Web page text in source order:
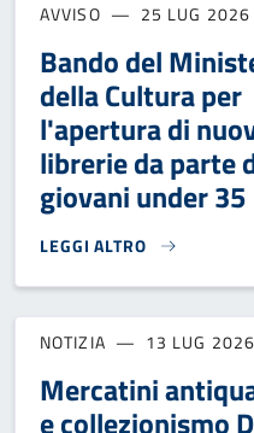
AVVISO 25 LUG 2026
Bando del
della Cultura per
l'apertura di
librerie da parte
giovani under 35
LEGGI ALTRO
BANDO DEL MINISTERO
NOTIZIA 13 LUG 2026
Mercatini
e collezionismo